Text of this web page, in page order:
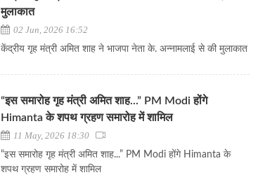
मुलाकात
02 Jun, 2026 16:52
केंद्रीय गृह मंत्री अमित शाह ने भाजपा नेता के. अन्नामलाई से की मुलाकात
“इस समारोह गृह मंत्री अमित शाह...” PM Modi होंगे
Himanta के शपथ ग्रहण समारोह में शामिल
11 May, 2026 18:30
“इस समारोह गृह मंत्री अमित शाह...” PM Modi होंगे Himanta के
शपथ ग्रहण समारोह में शामिल